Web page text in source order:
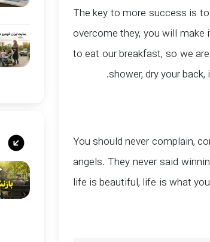
The key to more success is
overcome they, you will make
to eat our breakfast, so we
shower, dry your
You should never complain,
angels. They never said
life is beautiful, life is what